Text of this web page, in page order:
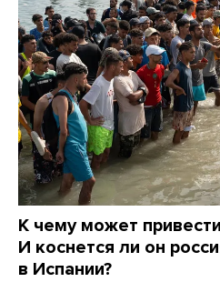
К чему может
И коснется ли он
в Испании?